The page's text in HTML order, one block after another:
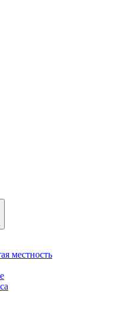
местность